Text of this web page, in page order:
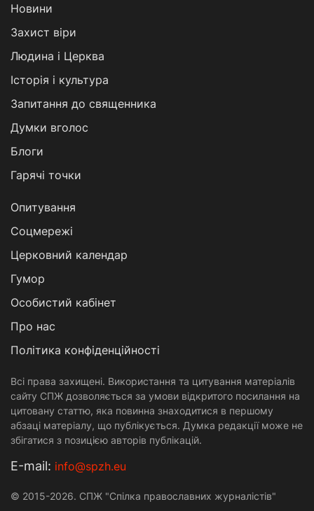
Новини
Захист віри
Людина і Церква
Історія і культура
Запитання до священника
Думки вголос
Блоги
Гарячі точки
Опитування
Соцмережі
Церковний календар
Гумор
Особистий кабінет
Про нас
Політика конфіденційності
Всі права захищені. Використання та цитування матеріалів
сайту СПЖ дозволяється за умови відкритого посилання на
цитовану статтю, яка повинна знаходитися в першому
абзаці матеріалу, що публікується. Думка редакції може не
збігатися з позицією авторів публікацій.
Е-mail: info@spzh.eu
© 2015-2026. СПЖ "Спілка православних журналістів"